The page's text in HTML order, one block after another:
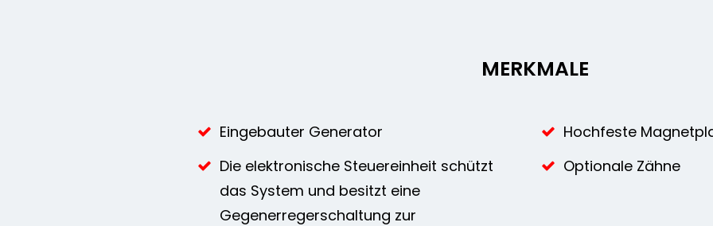
MERKMALE
Eingebauter Generator
Hochfeste
Die elektronische Steuereinheit schützt
das System und besitzt eine
Gegenerregerschaltung zur
Optionale Zähne